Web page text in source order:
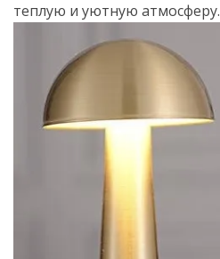
теплую и уютную атмосферу.